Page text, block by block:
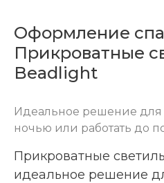
Оформление
Прикроватные
Beadlight
Идеальное решение для
ночью или работать до
Прикроватные
идеальное решение